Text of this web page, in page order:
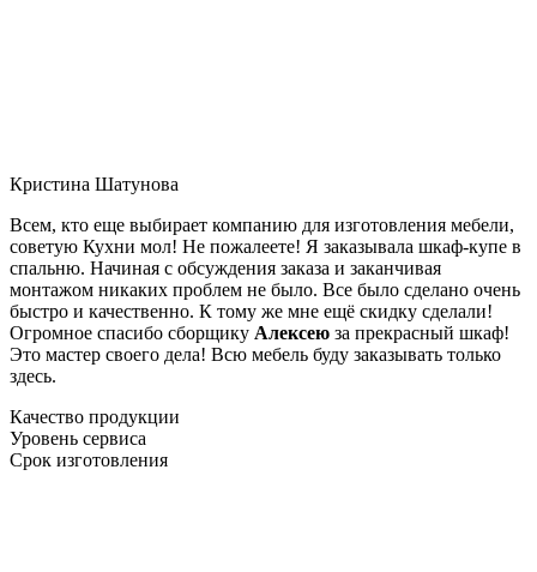
Кристина Шатунова
Всем, кто еще выбирает компанию для изготовления мебели,
советую Кухни мол! Не пожалеете! Я заказывала шкаф-купе в
спальню. Начиная с обсуждения заказа и заканчивая
монтажом никаких проблем не было. Все было сделано очень
быстро и качественно. К тому же мне ещё скидку сделали!
Огромное спасибо сборщику Алексею за прекрасный шкаф!
Это мастер своего дела! Всю мебель буду заказывать только
здесь.
Качество продукции
Уровень сервиса
Срок изготовления